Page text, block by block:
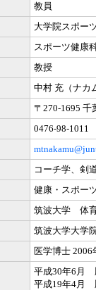
教員
大学院スポー
スポーツ健康
教授
中村 充（ナカ
〒270-1695 千
0476-98-1011
コーチ学、剣
健康・スポー
筑波大学 体
筑波大学大学
医学博士 2006
平成30年6月
平成19年4月